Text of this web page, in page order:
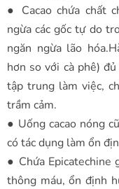
● Cacao chứa chất
ngừa các gốc tự do
ngăn ngừa lão
hơn so với cà phê)
tập trung làm việc,
trầm cảm.
● Uống cacao nóng
có tác dụng làm ổn
● Chứa Epicatechine
thông máu, ổn định